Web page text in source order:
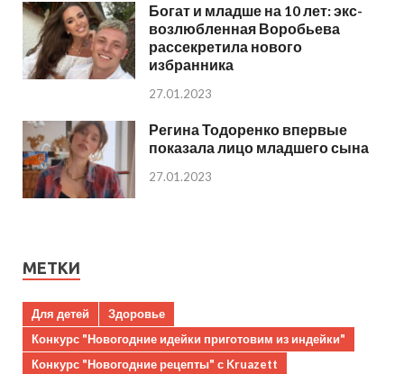
Богат и младше на 10 лет: экс-
возлюбленная Воробьева
рассекретила нового
избранника
27.01.2023
Регина Тодоренко впервые
показала лицо младшего сына
27.01.2023
МЕТКИ
Для детей
Здоровье
Конкурс "Новогодние идейки приготовим из индейки"
Конкурс "Новогодние рецепты" с Kruazett